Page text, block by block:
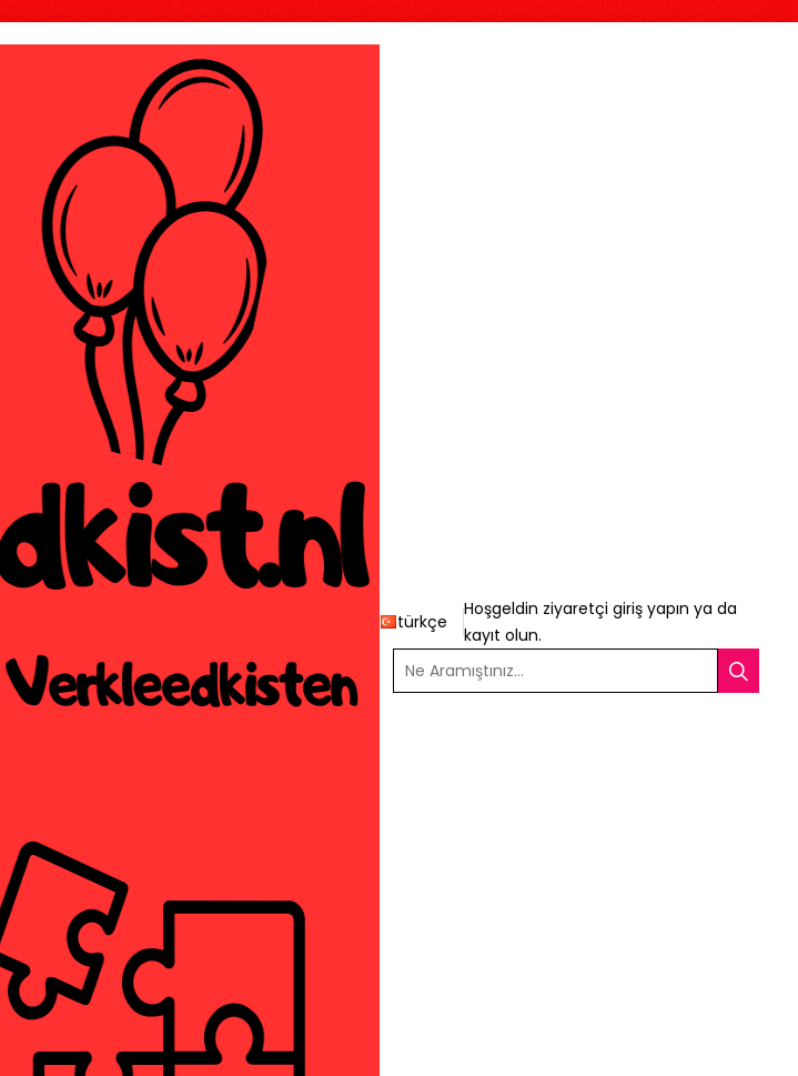
türkçe
Hoşgeldin ziyaretçigiriş yapın ya da
kayıt olun.
Ne Aramıştınız...